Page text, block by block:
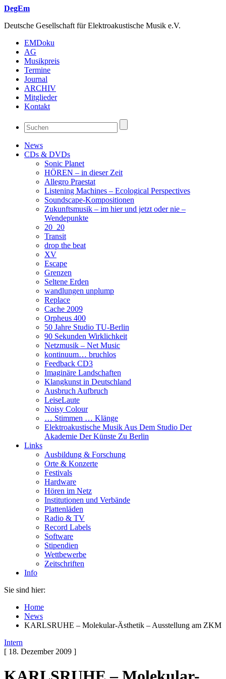
DegEm
Deutsche Gesellschaft für Elektroakustische Musik e.V.
EMDoku
AG
Musikpreis
Termine
Journal
ARCHIV
Mitglieder
Kontakt
News
CDs & DVDs
Sonic Planet
HÖREN – in dieser Zeit
Allegro Praestat
Listening Machines – Ecological Perspectives
Soundscape-Kompositionen
Zukunftsmusik – im hier und jetzt oder nie –
Wendepunkte
20_20
Transit
drop the beat
XV
Escape
Grenzen
Seltene Erden
wandlungen unplump
Replace
Cache 2009
Orpheus 400
50 Jahre Studio TU-Berlin
90 Sekunden Wirklichkeit
Netzmusik – Net Music
kontinuum… bruchlos
Feedback CD3
Imaginäre Landschaften
Klangkunst in Deutschland
Ausbruch Aufbruch
LeiseLaute
Noisy Colour
… Stimmen … Klänge
Elektroakustische Musik Aus Dem Studio Der
Akademie Der Künste Zu Berlin
Links
Ausbildung & Forschung
Orte & Konzerte
Festivals
Hardware
Hören im Netz
Institutionen und Verbände
Plattenläden
Radio & TV
Record Labels
Software
Stipendien
Wettbewerbe
Zeitschriften
Info
Sie sind hier:
Home
News
KARLSRUHE – Molekular-Ästhetik – Ausstellung am ZKM
Intern
[ 18. Dezember 2009 ]